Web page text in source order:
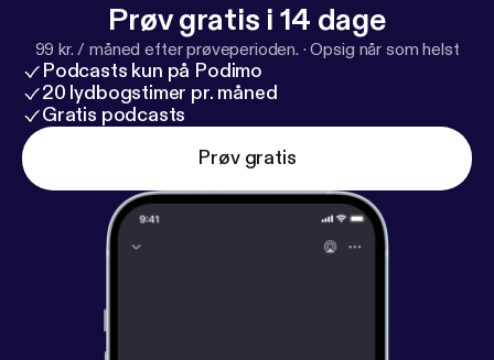
Prøv gratis i 14 dage
99 kr. / måned efter prøveperioden. ·Opsig når som helst
Podcasts kun på Podimo
20 lydbogstimer pr. måned
Gratis podcasts
Prøv gratis